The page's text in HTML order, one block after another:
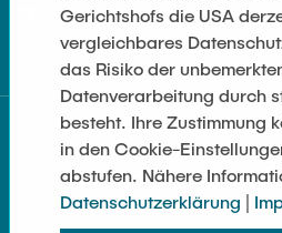
Impressum
Gerichtshofs die USA
vergleichbares
das Risiko der
Datenverarbeitung durch
besteht. Ihre Zustimmung
in den Cookie-
abstufen. Nähere
Datenschutzerklärung |